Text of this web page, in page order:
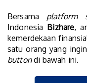
Bersama platform
Indonesia Bizhare,
kemerdekaan
satu orang yang
buttondi bawah ini.